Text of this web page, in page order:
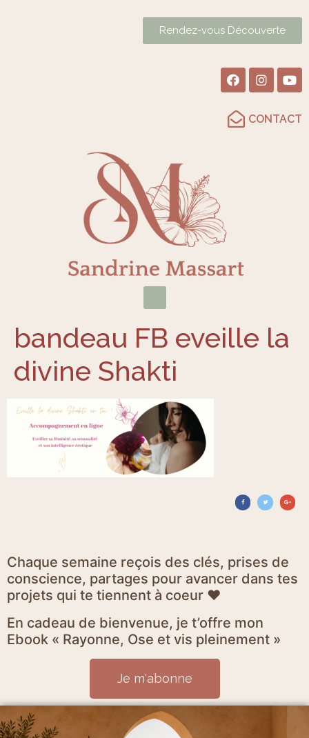
Rendez-vous Découverte
CONTACT
bandeau FB eveille la
divine Shakti
Chaque semaine reçois des clés, prises de
conscience, partages pour avancer dans tes
projets qui te tiennent à coeur ♥
En cadeau de bienvenue, je t’offre mon
Ebook « Rayonne, Ose et vis pleinement »
Je m'abonne